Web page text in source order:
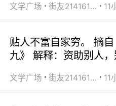
文学广场 街友21416156 11
贴人不富自家穷。 摘
九》 解释：资助别人
文学广场 街友21416156 11